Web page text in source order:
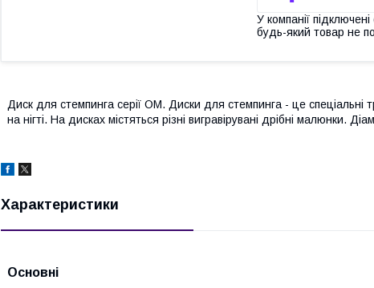
У компанії
будь-який товар не
Диск для стемпинга серії ОМ. Диски для стемпинга - це
на нігті. На дисках містяться різні вигравірувані дрібні малюнки.
Характеристики
Основні